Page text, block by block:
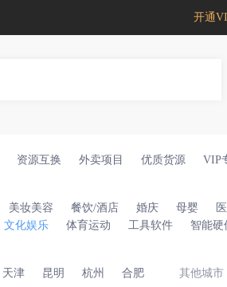
开通
资源互换 外卖项目 优质货源 VIP
美妆美容 餐饮/酒店 婚庆 母婴
文化娱乐 体育运动 工具软件 智能硬
天津 昆明 杭州 合肥 其他城市